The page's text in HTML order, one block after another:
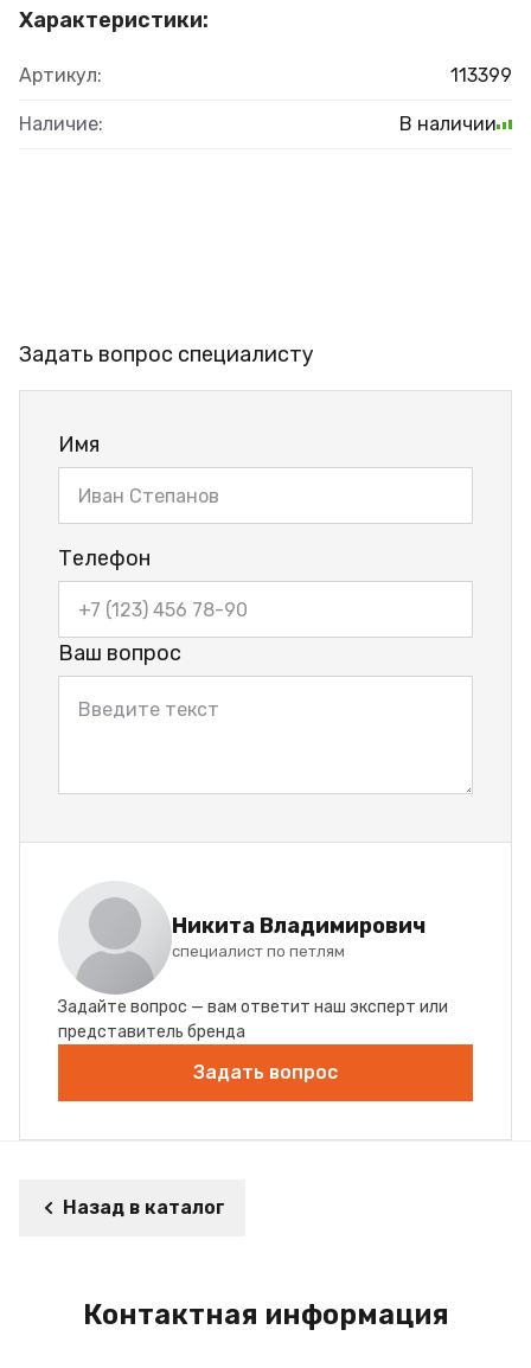
Характеристики:
Артикул: 113399
Наличие: В наличии
Задать вопрос специалисту
Имя
Телефон
Ваш вопрос
Никита Владимирович
специалист по петлям
Задайте вопрос — вам ответит наш эксперт или
представитель бренда
Задать вопрос
Назад в каталог
Контактная информация